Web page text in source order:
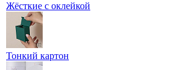
Жёсткие с оклейкой
Тонкий картон